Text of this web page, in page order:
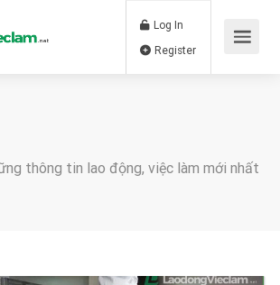
Log In
thông tin lao động, việc làm mới nhất